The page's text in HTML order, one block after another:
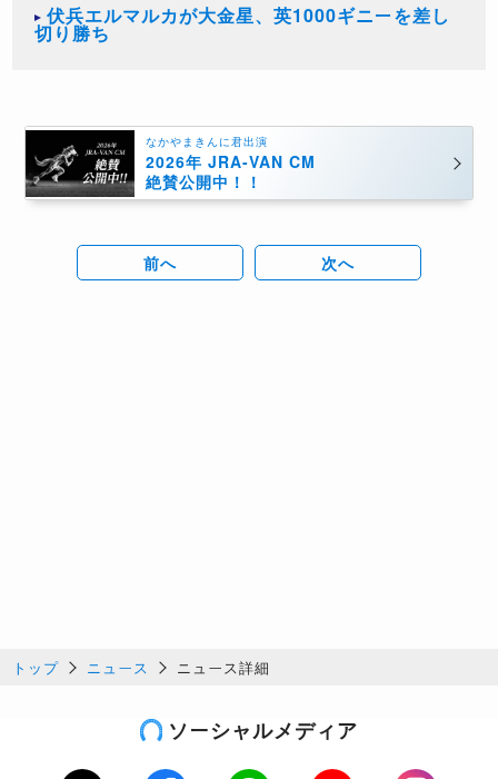
伏兵エルマルカが大金星、英1000ギニーを差し
切り勝ち
なかやまきんに君出演
2026年 JRA-VAN CM
絶賛公開中！！
前へ 次へ
トップ ニュース ニュース詳細
ソーシャルメディア